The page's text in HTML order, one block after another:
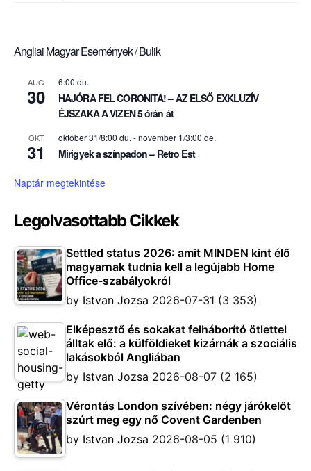
Angliai Magyar Események / Bulik
AUG
30
6:00 du.
HAJÓRA FEL CORONITA! – AZ ELSŐ EXKLUZÍV
ÉJSZAKA A VIZEN 5 órán át
OKT
31
október 31/8:00 du.-november 1/3:00 de.
Mirigyek a színpadon – Retro Est
Naptár megtekintése
Legolvasottabb Cikkek
Settled status 2026: amit MINDEN kint élő
magyarnak tudnia kell a legújabb Home
Office-szabályokról
by Istvan Jozsa 2026-07-31 (3 353)
Elképesztő és sokakat felháborító ötlettel
álltak elő: a külföldieket kizárnák a szociális
lakásokból Angliában
by Istvan Jozsa 2026-08-07 (2 165)
Vérontás London szívében: négy járókelőt
szúrt meg egy nő Covent Gardenben
by Istvan Jozsa 2026-08-05 (1 910)